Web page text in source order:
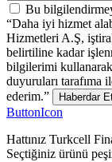
Bu
“Daha iyi hizmet
Hizmetleri A.Ş,
belirtiline kadar
bilgilerimi
duyuruları tarafıma
ederim.”
Haberdar
ButtonIcon
Hattınız Turkcell
Seçtiğiniz ürünü